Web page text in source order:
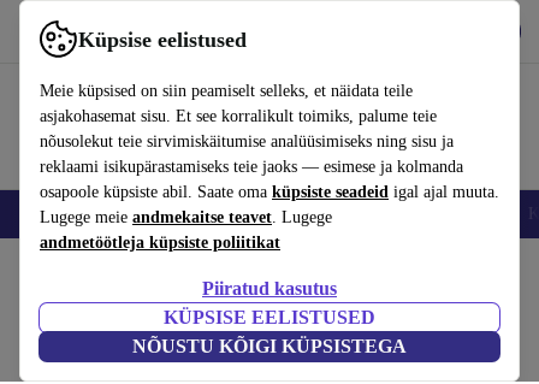
Küpsise eelistused
Meie küpsised on siin peamiselt selleks, et näidata teile
asjakohasemat sisu. Et see korralikult toimiks, palume teie
nõusolekut teie sirvimiskäitumise analüüsimiseks ning sisu ja
reklaami isikupärastamiseks teie jaoks — esimese ja kolmanda
osapoole küpsiste abil. Saate oma küpsiste seadeid igal ajal muuta.
Lugege meie andmekaitse teavet. Lugege
andmetöötleja küpsiste poliitikat
Piiratud kasutus
KÜPSISE EELISTUSED
NÕUSTU KÕIGI KÜPSISTEGA
Kasuta rakendust refurbed kiirelt ja lihtsalt
Nutitelefoni Sülearvutid Tahvelarvutid Nutikellad
Molli laualamp must
must